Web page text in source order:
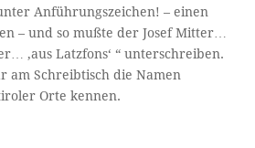
Anführungszeichen! – einen
– und so mußte der Josef Mitter…
‚aus Latzfons‘ “ unterschreiben.
am Schreibtisch die Namen
Orte kennen.